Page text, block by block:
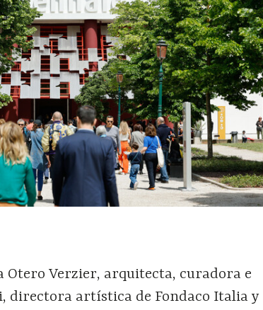
Verzier, arquitecta, curadora e
directora artística de Fondaco Italia y